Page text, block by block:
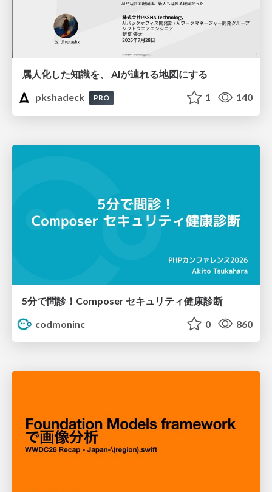
属人化した知識を、 AIが辿れる地図にする
pkshadeck
PRO 1 140
5分で問診！Composer セキュリティ健康診断
codmoninc
0 860